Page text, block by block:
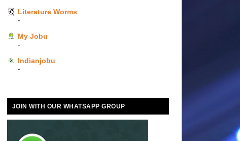
Literature Worms
-
My Jobu
-
Indianjobu
-
JOIN WITH OUR WHATSAPP GROUP